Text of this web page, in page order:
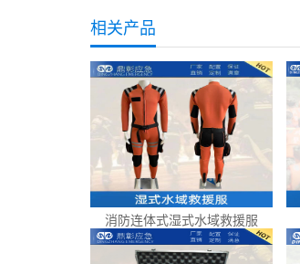
相关产品
消防连体式湿式水域救援服